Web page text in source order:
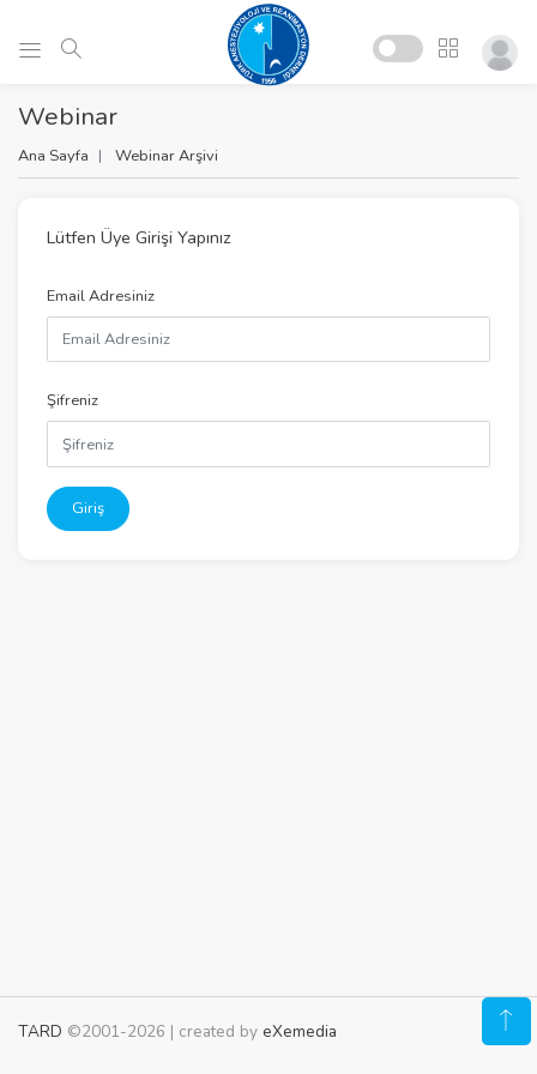
Webinar
Ana Sayfa Webinar Arşivi
Lütfen Üye Girişi Yapınız
Email Adresiniz
Şifreniz
Giriş
TARD ©2001-2026 | created by eXemedia